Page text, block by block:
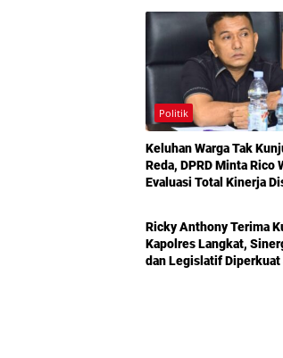
Politik
Keluhan Warga Tak
Reda, DPRD Minta Rico
Evaluasi Total Kinerja
Ricky Anthony Terima
Kapolres Langkat,
dan Legislatif Diperkuat